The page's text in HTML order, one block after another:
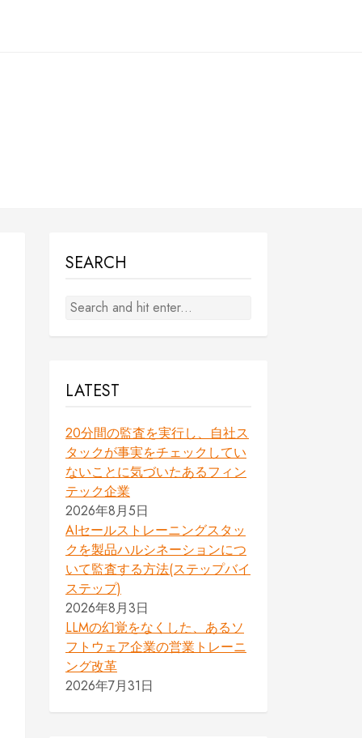
SEARCH
LATEST
20分間の監査を実行し、自社ス
タックが事実をチェックしてい
ないことに気づいたあるフィン
テック企業
2026年8月5日
AIセールストレーニングスタッ
クを製品ハルシネーションにつ
いて監査する方法(ステップバイ
ステップ)
2026年8月3日
LLMの幻覚をなくした、あるソ
フトウェア企業の営業トレーニ
ング改革
2026年7月31日